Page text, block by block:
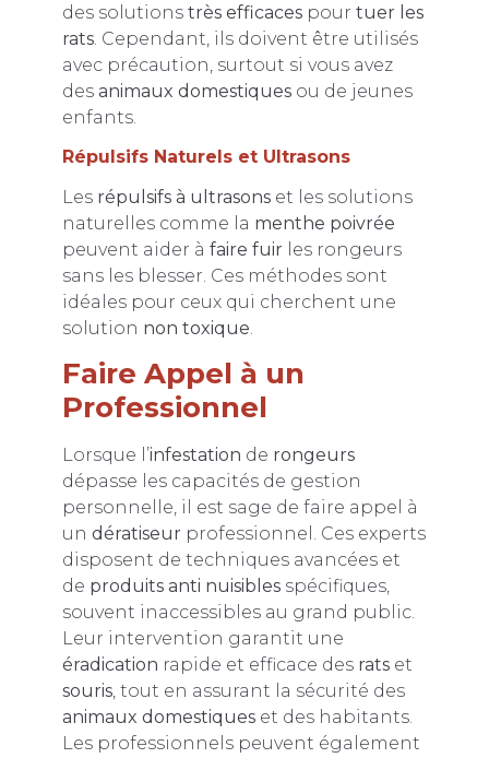
des solutions très efficacespour tuer les
rats. Cependant, ils doivent être utilisés
avec précaution, surtout si vous avez
des animaux domestiquesou de jeunes
enfants.
Répulsifs Naturels et Ultrasons
Les répulsifs à ultrasonset les solutions
naturelles comme la menthe poivrée
peuvent aider à faire fuir les rongeurs
sans les blesser. Ces méthodes sont
idéales pour ceux qui cherchent une
solution non toxique.
Faire Appel à un
Professionnel
Lorsque l’infestation de rongeurs
dépasse les capacités de gestion
personnelle, il est sage de faire appel à
un dératiseur professionnel. Ces experts
disposent de techniques avancées et
de produits anti nuisiblesspécifiques,
souvent inaccessibles au grand public.
Leur intervention garantit une
éradication rapide et efficace des ratset
souris, tout en assurant la sécurité des
animaux domestiqueset des habitants.
Les professionnels peuvent également